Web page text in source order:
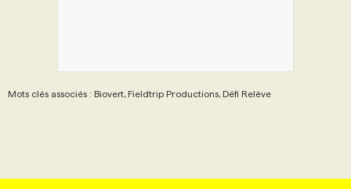
Mots clés associés : Biovert, Fieldtrip Productions, Défi Relève